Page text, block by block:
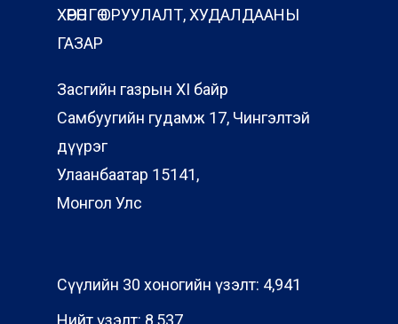
ХӨРӨНГӨ ОРУУЛАЛТ, ХУДАЛДААНЫ
ГАЗАР
Засгийн газрын XI байр
Самбуугийн гудамж 17, Чингэлтэй
дүүрэг
Улаанбаатар 15141,
Монгол Улс
Сүүлийн 30 хоногийн үзэлт: 4,941
Нийт үзэлт: 8,537